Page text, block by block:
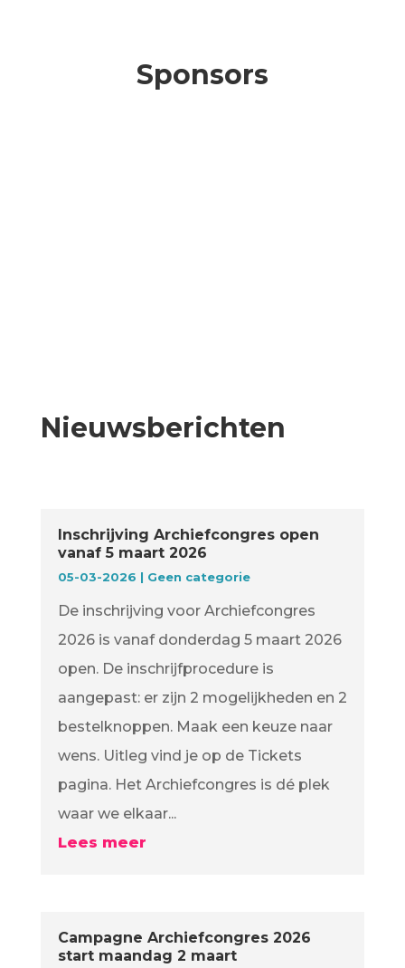
Sponsors
Nieuwsberichten
Inschrijving Archiefcongres open
vanaf 5 maart 2026
05-03-2026 | Geen categorie
De inschrijving voor Archiefcongres
2026 is vanaf donderdag 5 maart 2026
open. De inschrijfprocedure is
aangepast: er zijn 2 mogelijkheden en 2
bestelknoppen. Maak een keuze naar
wens. Uitleg vind je op de Tickets
pagina. Het Archiefcongres is dé plek
waar we elkaar...
Lees meer
Campagne Archiefcongres 2026
start maandag 2 maart